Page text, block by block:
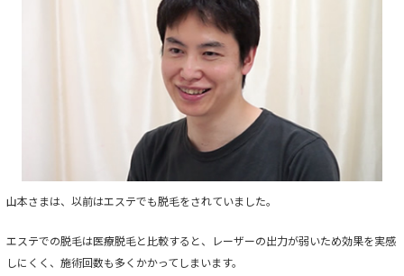
山本さまは、以前はエステでも脱毛をされていました。
エステでの脱毛は医療脱毛と比較すると、レーザーの出力が弱いため効果を実感
しにくく、施術回数も多くかかってしまいます。